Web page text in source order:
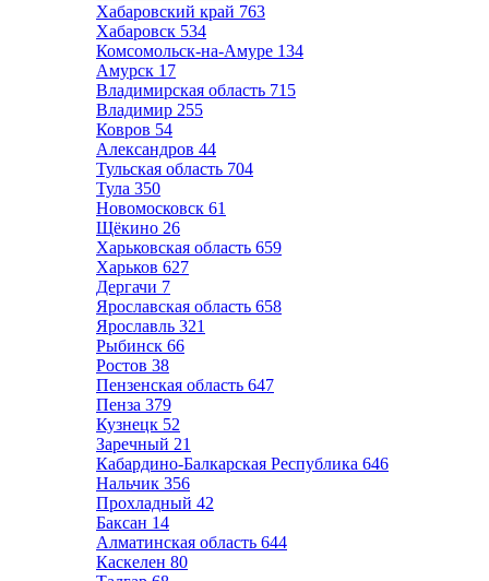
Хабаровский край 763
Хабаровск 534
Комсомольск-на-Амуре 134
Амурск 17
Владимирская область 715
Владимир 255
Ковров 54
Александров 44
Тульская область 704
Тула 350
Новомосковск 61
Щёкино 26
Харьковская область 659
Харьков 627
Дергачи 7
Ярославская область 658
Ярославль 321
Рыбинск 66
Ростов 38
Пензенская область 647
Пенза 379
Кузнецк 52
Заречный 21
Кабардино-Балкарская Республика 646
Нальчик 356
Прохладный 42
Баксан 14
Алматинская область 644
Каскелен 80